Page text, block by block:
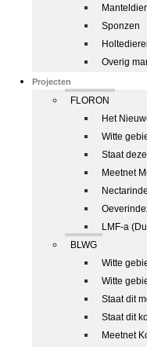
Sponzen
Overig
Projecten
FLORON
Het
Witte
Staat
Meetnet
LMF-a
BLWG
Witte
Witte
Staat dit
Staat dit
Meetnet